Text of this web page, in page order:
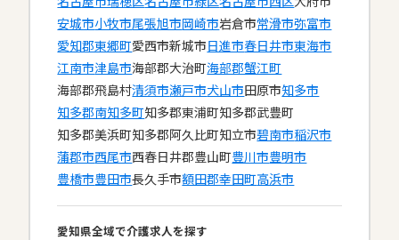
安城市小牧市尾張旭市岡崎市岩倉市常滑市弥富市
愛知郡東郷町愛西市新城市日進市春日井市東海市
江南市津島市海部郡大治町海部郡蟹江町
海部郡飛島村清須市瀬戸市犬山市田原市知多市
知多郡南知多町知多郡東浦町知多郡武豊町
知多郡美浜町知多郡阿久比町知立市碧南市稲沢市
蒲郡市西尾市西春日井郡豊山町豊川市豊明市
豊橋市豊田市長久手市額田郡幸田町高浜市
愛知県全域で介護求人を探す